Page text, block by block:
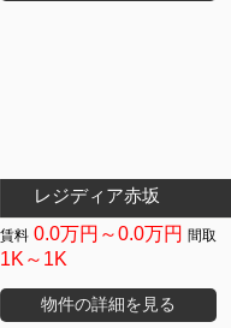
レジディア赤坂
0.0万円～0.0万円
1K～1K
物件の詳細を見る